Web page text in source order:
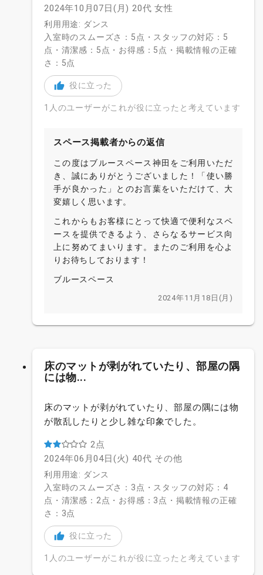
2024年10月07日(月) 20代 女性
利用用途: ダンス
入室時のスムーズさ：5点・スタッフの対応：5
点・清潔感：5点・お得感：5点・掲載情報の正確
さ：5点
役に立った
1人のユーザーがこれが役に立ったと考えています
スペース掲載者からの返信
この度はブルースペース神田をご利用いただ
き、誠にありがとうございました！「使い勝
手が良かった」とのお言葉をいただけて、大
変嬉しく思います。
これからもお客様にとって快適で便利なスペ
ースを提供できるよう、さらなるサービス向
上に努めてまいります。またのご利用を心よ
りお待ちしております！
ブルースペース
2024年11月18日(月)
床のマットが剥がれていたり、部屋の隅
には物...
床のマットが剥がれていたり、部屋の隅には物
が散乱したりと少し雑な印象でした。
2点
2024年06月04日(火) 40代 その他
利用用途: ダンス
入室時のスムーズさ：3点・スタッフの対応：4
点・清潔感：2点・お得感：3点・掲載情報の正確
さ：3点
役に立った
1人のユーザーがこれが役に立ったと考えています